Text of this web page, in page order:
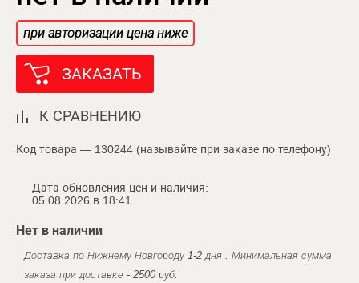
при авторизации цена ниже
ЗАКАЗАТЬ
К СРАВНЕНИЮ
Код товара — 130244 (называйте при заказе по телефону)
Дата обновления цен и наличия:
05.08.2026 в 18:41
Нет в наличии
Доставка по Нижнему Новгороду 1-2 дня . Минимальная сумма
заказа при доставке - 2500 руб.